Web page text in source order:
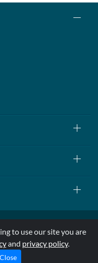
| All Rights Reserved
evaluadas por la FDA
to use our site you are
and privacy policy.